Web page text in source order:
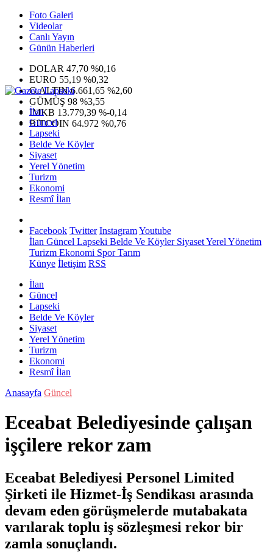
Foto Galeri
Videolar
Canlı Yayın
Günün Haberleri
DOLAR 47,70 %0,16
EURO 55,19 %0,32
G.ALTIN6.661,65 %2,60
GÜMÜŞ 98 %3,55
IMKB 13.779,39 %-0,14
BITCOIN 64.972 %0,76
İlan
Güncel
Lapseki
Belde Ve Köyler
Siyaset
Yerel Yönetim
Turizm
Ekonomi
Resmî İlan
Facebook Twitter InstagramYoutube
İlan Güncel Lapseki Belde Ve KöylerSiyasetYerel Yönetim
Turizm Ekonomi SporTarım
Künye İletişim RSS
İlan
Güncel
Lapseki
Belde Ve Köyler
Siyaset
Yerel Yönetim
Turizm
Ekonomi
Resmî İlan
Anasayfa Güncel
Eceabat Belediyesinde çalışan
işçilere rekor zam
Eceabat Belediyesi Personel Limited
Şirketi ile Hizmet-İş Sendikası arasında
devam eden görüşmelerde mutabakata
varılarak toplu iş sözleşmesi rekor bir
zamla sonuçlandı.